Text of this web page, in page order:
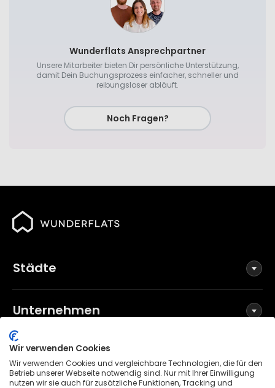
Wunderflats Ansprechpartner
Unsere Mitarbeiter bieten Dir persönliche Unterstützung,
damit Dein Buchungsprozess einfacher, schneller und
reibungsloser abläuft.
Noch Fragen?
Städte
Unternehmen
Social Media
Wir verwenden Cookies
Wir verwenden Cookies und vergleichbare Technologien, die für den
Betrieb unserer Webseite notwendig sind. Nur mit Ihrer Einwilligung
nutzen wir sie auch für zusätzliche Funktionen, Tracking und